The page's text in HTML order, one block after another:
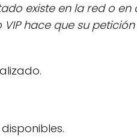
existe en la red o
hace que su